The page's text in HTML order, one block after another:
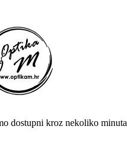
dostupni kroz nekoliko minuta